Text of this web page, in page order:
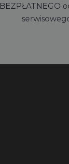
BEZPŁATNEGO